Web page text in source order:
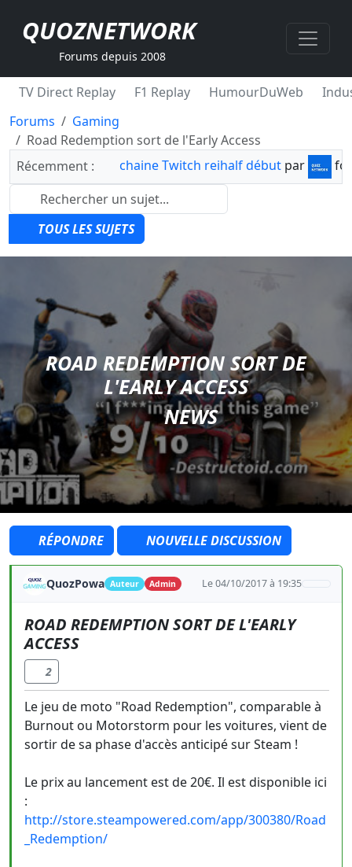
QUOZNETWORK
Forums depuis 2008
TV Direct Replay F1 Replay HumourDuWeb
Forums
Gaming
Road Redemption sort de l'Early Access
Récemment :
chaine Twitch reihalf début par
TOUS LES SUJETS
ROAD REDEMPTION SORT DE
L'EARLY ACCESS
NEWS
RÉPONDRE NOUVELLE DISCUSSION
QuozPowa Auteur Admin Le 04/10/2017 à 19:35
ROAD REDEMPTION SORT DE L'EARLY
ACCESS
2
Le jeu de moto "Road Redemption", comparable à
Burnout ou Motorstorm pour les voitures, vient de
sortir de sa phase d'accès anticipé sur Steam !
Le prix au lancement est de 20€. Il est disponible ici
:
http://store.steampowered.com/app/300380/Road
_Redemption/